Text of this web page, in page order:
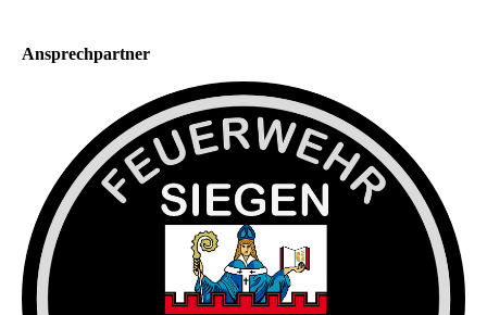
Ansprechpartner